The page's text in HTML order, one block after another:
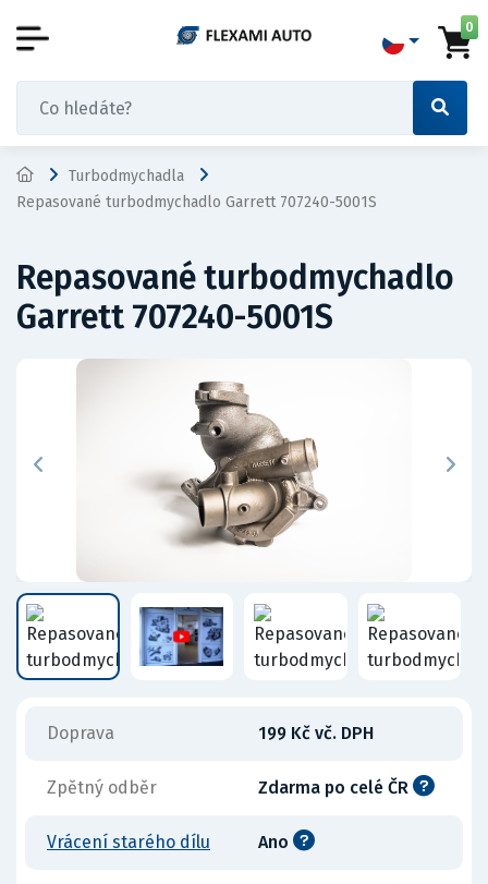
0
Turbodmychadla
Repasované turbodmychadlo Garrett 707240-5001S
Repasované turbodmychadlo
Garrett 707240-5001S
Doprava 199 Kč vč. DPH
Zpětný odběr Zdarma po celé ČR
Vrácení starého dílu Ano